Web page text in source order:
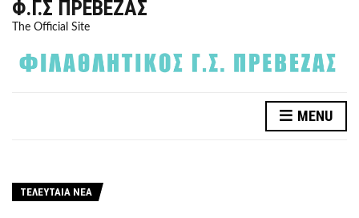
Φ.Γ.Σ ΠΡΈΒΕΖΑΣ
The Official Site
MENU
ΤΕΛΕΥΤΑΙΑ ΝΕΑ